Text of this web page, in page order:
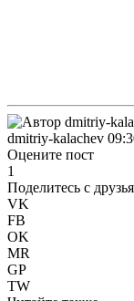
dmitriy-kalachev
Оцените пост
1
Поделитесь с
VK
FB
OK
MR
GP
TW